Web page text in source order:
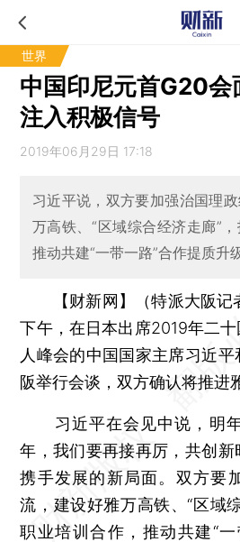
世界
中国印尼元首G20会
注入积极信号
2019年06月29日 17:18
习近平说，双方要加强治国理
万高铁、“区域综合经济走廊”
推动共建“一带一路”合作提质升
【财新网】（特派大阪记
下午，在日本出席2019年二
人峰会的中国国家主席习近
阪举行会谈，双方确认将推进
习近平在会见中说，明年
年，我们要再接再厉，共创新
携手发展的新局面。双方要
流，建设好雅万高铁、“区域
职业培训合作，推动共建“